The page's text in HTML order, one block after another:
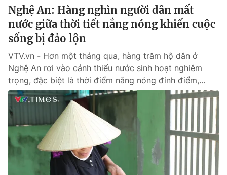
Góc doanh nghiệp
Truyền hình
Phim VTV
Hậu trường
Nhân vật
Khán giả
Giải sao mai
Giải trí
Điện ảnh
Âm nhạc
Sao
Đời sống
Du lịch
Làm đẹp
Chất lượng cuộc sống
Giáo dục
Học trực tuyến
Công nghệ
Hitech Công nghệ tương lai
Sản phẩm
Giao lưu trực tuyến
Nghệ An: Hàng nghìn người dân mất
nước giữa thời tiết nắng nóng khiến cuộc
sống bị đảo lộn
VTV.vn - Hơn một tháng qua, hàng trăm hộ dân ở
Nghệ An rơi vào cảnh thiếu nước sinh hoạt nghiêm
trọng, đặc biệt là thời điểm nắng nóng đỉnh điểm,...